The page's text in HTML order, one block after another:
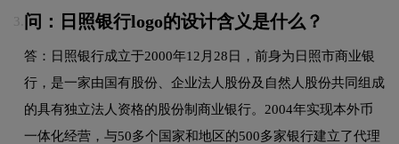
3. 问：日照银行logo的设计含义是什么？
答：日照银行成立于2000年12月28日，前身为日照市商业银
行，是一家由国有股份、企业法人股份及自然人股份共同组成
的具有独立法人资格的股份制商业银行。2004年实现本外币
一体化经营，与50多个国家和地区的500多家银行建立了代理